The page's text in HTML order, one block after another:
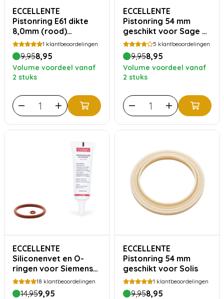
ECCELLENTE
Pistonring E61 dikte
8,0mm (rood)
geschikt voor oa Kees
1 klantbeoordelingen
9,958,95
Volume voordeel vanaf
2 stuks
ECCELLENTE
Pistonring 54 mm
geschikt voor Sage &
Breville5 klantbeoordelingen
9,958,95
Volume voordeel vanaf
2 stuks
ECCELLENTE
Siliconenvet en O-
ringen voor Siemens
Bosch18 klantbeoordelingen
14,959,95
ECCELLENTE
Pistonring 54 mm
geschikt voor Solis
1 klantbeoordelingen
9,958,95